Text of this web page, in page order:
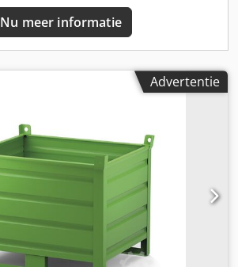
Nu meer informatie
Advertentie